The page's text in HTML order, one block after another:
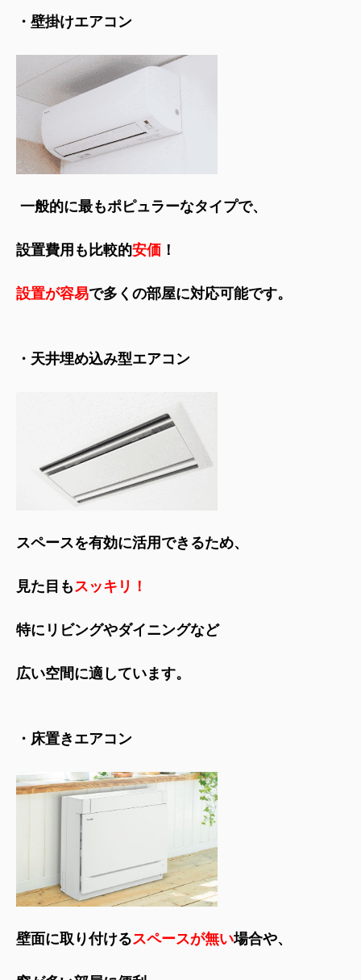
・壁掛けエアコン
一般的に最もポピュラーなタイプで、
設置費用も比較的安価 ！
設置が容易で多くの部屋に対応可能です。
・天井埋め込み型エアコン
スペースを有効に活用できるため、
見た目もスッキリ！
特にリビングやダイニングなど
広い空間に適しています。
・床置きエアコン
壁面に取り付けるスペースが無い場合や、